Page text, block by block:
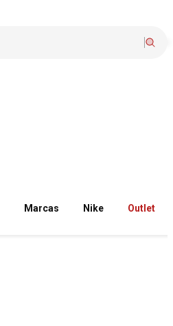
Marcas Nike Outlet